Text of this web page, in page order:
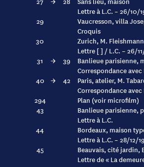
Lettre à L.C. – 26/10/
29
Vaucresson, villa
Croquis
30
Zurich, M.
Lettre [ ] / L.C. – 26/
31
→ 39
Banlieue parisienne,
Correspondance
40
→ 42
Paris, atelier, M.
Correspondance
294
Plan (voir microfilm)
43
Banlieue parisienne,
Lettre à L.C.
44
Bordeaux, maison
Lettre à L.C. – 28/12/
45
Beauvais, cité jardin,
Lettre de « La